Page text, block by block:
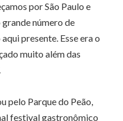
por São Paulo e
número de
presente. Esse era o
muito além das
pelo Parque do Peão,
festival gastronômico